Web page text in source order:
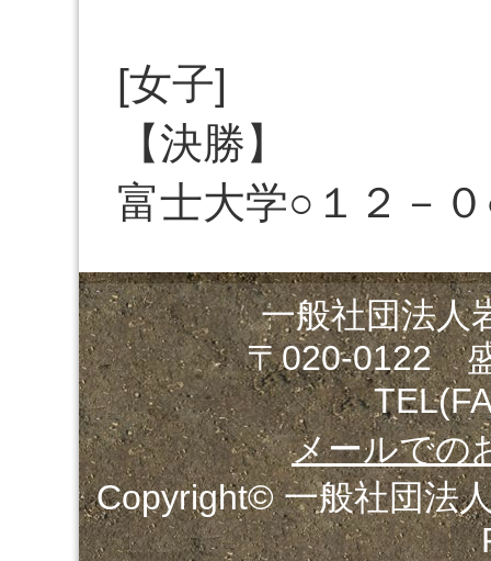
[女子]
【決勝】
富士大学○１２－
一般社団法人
〒020-0122
メールでの
Copyright© 一般社団法